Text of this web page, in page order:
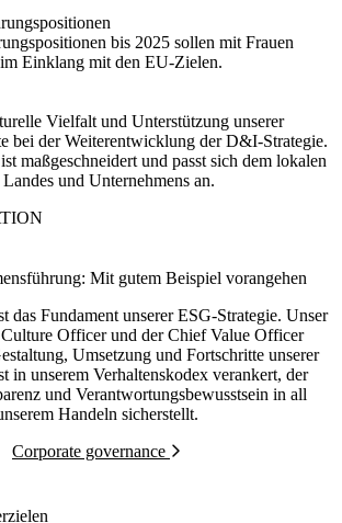
bis 2025 sollen mit Frauen
Einklang mit den EU-Zielen.
Vielfalt und Unterstützung unserer
bei der Weiterentwicklung der D&I-Strategie.
maßgeschneidert und passt sich dem lokalen
und Unternehmens an.
Mit gutem Beispiel vorangehen
das Fundament unserer ESG-Strategie. Unser
Officer und der Chief Value Officer
Umsetzung und Fortschritte unserer
in unserem Verhaltenskodex verankert, der
und Verantwortungsbewusstsein in all
Handeln sicherstellt.
Corporate governance